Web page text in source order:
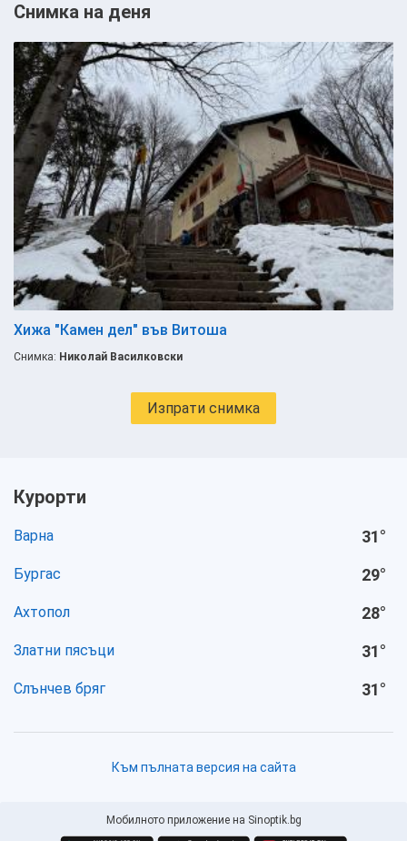
Снимка на деня
Хижа "Камен дел" във Витоша
Снимка: Николай Василковски
Изпрати снимка
Курорти
Варна 31°
Бургас 29°
Ахтопол 28°
Златни пясъци 31°
Слънчев бряг 31°
Към пълната версия на сайта
Мобилното приложение на Sinoptik.bg